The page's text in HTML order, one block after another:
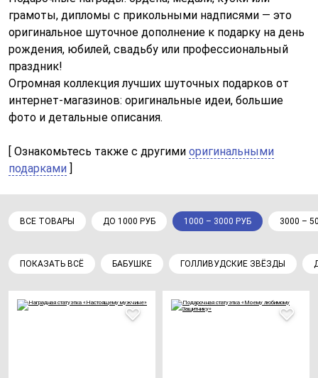
грамоты, дипломы с прикольными надписями — это
оригинальное шуточное дополнение к подарку на день
рождения, юбилей, свадьбу или профессиональный
праздник!
Огромная коллекция лучших шуточных подарков от
интернет-магазинов: оригинальные идеи, большие
фото и детальные описания.
[ Ознакомьтесь также с другими оригинальными
подарками ]
ВСЕ ТОВАРЫ ДО 1000 РУБ 1000 – 3000 РУБ 3000 –
ПОКАЗАТЬ ВСЁ БАБУШКЕ ГОЛЛИВУДСКИЕ ЗВЁЗДЫ